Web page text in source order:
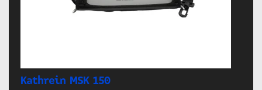
Kathrein MSK 150